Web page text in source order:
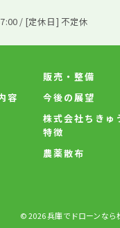
/ [定休日] 不定休
容
販売・整備
今後の展望
株式会社ちきゅ
特徴
農薬散布
© 2026 兵庫でドローンなら